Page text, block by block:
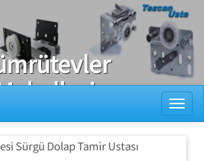
Dolap
Ustası
Sürgü Dolap Tamir Ustası